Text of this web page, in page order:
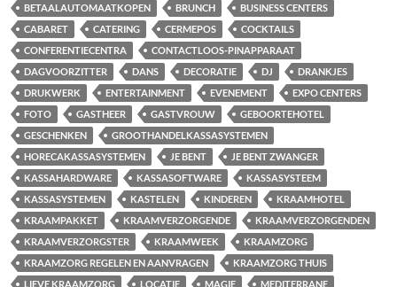
BETAALAUTOMAATKOPEN
BRUNCH
BUSINESS CENTERS
CABARET
CATERING CERMEPOS
COCKTAILS
CONFERENTIECENTRA
CONTACTLOOS-PINAPPARAAT
DAGVOORZITTER
DANS DECORATIE DJ
DRANKJES
DRUKWERK
ENTERTAINMENT EVENEMENT
EXPO CENTERS
FOTO
GASTHEER GASTVROUW
GEBOORTEHOTEL
GESCHENKEN
GROOTHANDELKASSASYSTEMEN
HORECAKASSASYSTEMEN
JE BENT
JE BENT ZWANGER
KASSAHARDWARE
KASSASOFTWARE
KASSASYSTEEM
KASSASYSTEMEN
KASTELEN KINDEREN
KRAAMHOTEL
KRAAMPAKKET
KRAAMVERZORGENDE
KRAAMVERZORGENDEN
KRAAMVERZORGSTER
KRAAMWEEK
KRAAMZORG
KRAAMZORG REGELEN EN AANVRAGEN
KRAAMZORG THUIS
LIEVE KRAAMZORG
LOCATIE MAGIE
MEDITERRANE